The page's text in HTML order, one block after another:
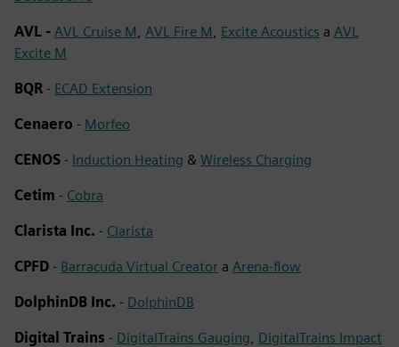
AVL - AVL Cruise M, AVL Fire M, Excite Acoustics a AVL
Excite M
BQR - ECAD Extension
Cenaero - Morfeo
CENOS - Induction Heating & Wireless Charging
Cetim - Cobra
Clarista Inc. - Clarista
CPFD - Barracuda Virtual Creator a Arena-flow
DolphinDB Inc. - DolphinDB
Digital Trains - DigitalTrains Gauging, DigitalTrains Impact